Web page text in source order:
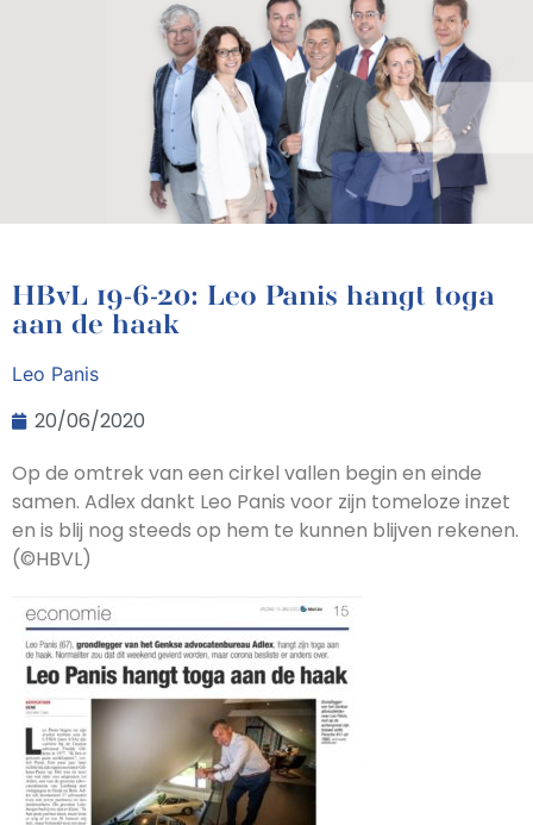
HBvL 19-6-20: Leo Panis hangt toga
aan de haak
Leo Panis
20/06/2020
Op de omtrek van een cirkel vallen begin en einde
samen. Adlex dankt Leo Panis voor zijn tomeloze inzet
en is blij nog steeds op hem te kunnen blijven rekenen.
(©️HBVL)